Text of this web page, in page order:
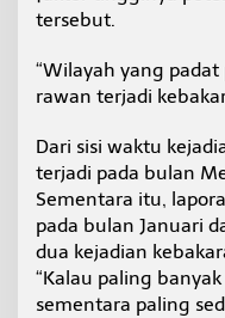
tersebut.
“Wilayah yang
rawan terjadi
Dari sisi waktu
terjadi pada bulan
Sementara itu,
pada bulan Januari
dua kejadian
“Kalau paling
sementara paling